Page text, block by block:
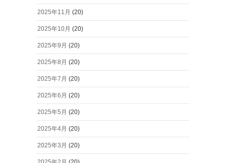
2025年11月 (20)
2025年10月 (20)
2025年9月 (20)
2025年8月 (20)
2025年7月 (20)
2025年6月 (20)
2025年5月 (20)
2025年4月 (20)
2025年3月 (20)